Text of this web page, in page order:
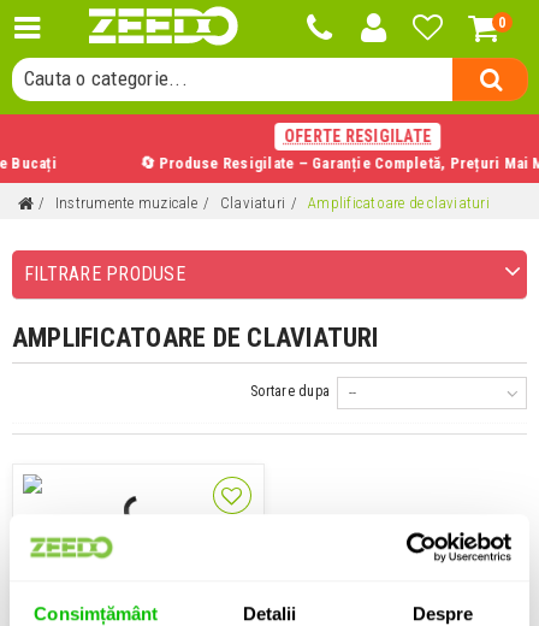
Consimțământ Detalii Despre
0
Cauta un produs...
Cauta o categorie...
Cauta un producator...
Cauta un produs...
OFERTE RESIGILATE
🔄 Produse Resigilate – Garanție Completă, Prețuri Mai Mici
Instrumente muzicale Claviaturi Amplificatoare de claviaturi
FILTRARE PRODUSE
AMPLIFICATOARE DE CLAVIATURI
Sortare dupa --